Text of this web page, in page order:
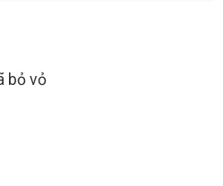
bỏ vỏ